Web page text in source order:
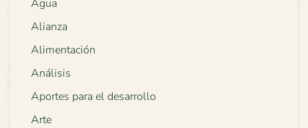
Agua
Alianza
Alimentación
Análisis
Aportes para el desarrollo
Arte